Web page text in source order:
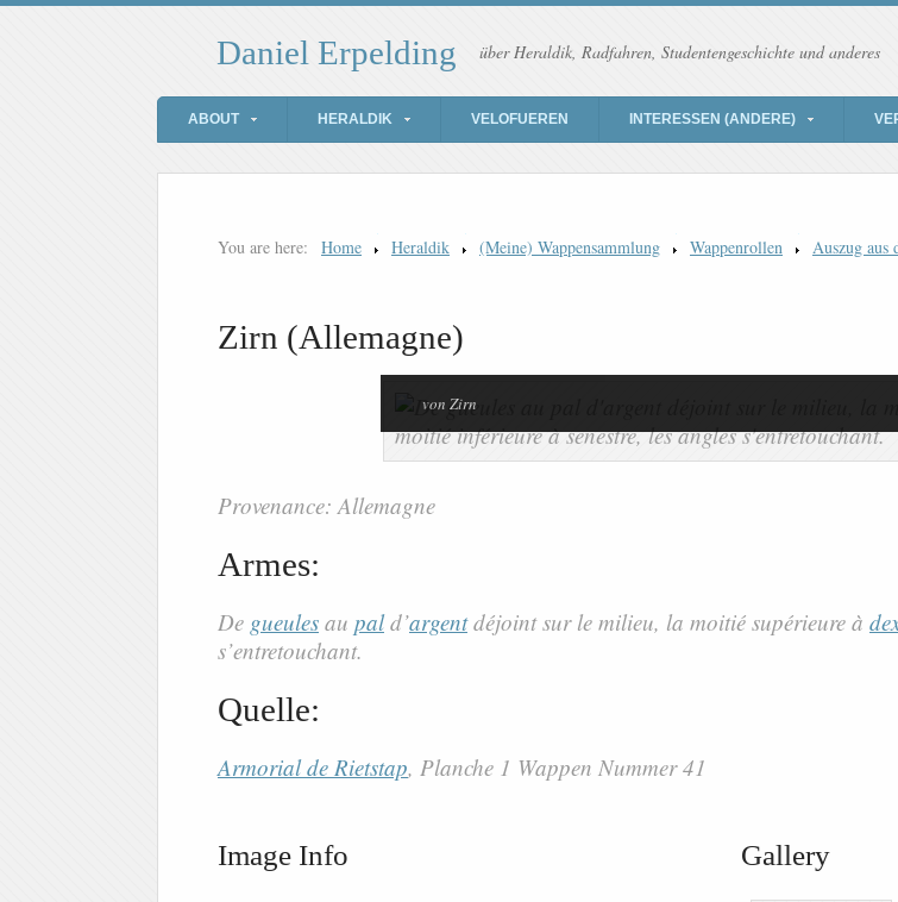
Daniel Erpelding über Heraldik, Radfahren, Studentengeschichte und anderes
ABOUT HERALDIK VELOFUEREN INTERESSEN (ANDERE)
You are here: Home Heraldik (Meine) Wappensammlung Wappenrollen Auszug aus
Zirn (Allemagne)
von Zirn
Provenance: Allemagne
Armes:
De gueules au pald’argentdéjoint sur le milieu, la moitié supérieure à
s’entretouchant.
Quelle:
Armorial de Rietstap, Planche 1 Wappen Nummer 41
Image Info Gallery